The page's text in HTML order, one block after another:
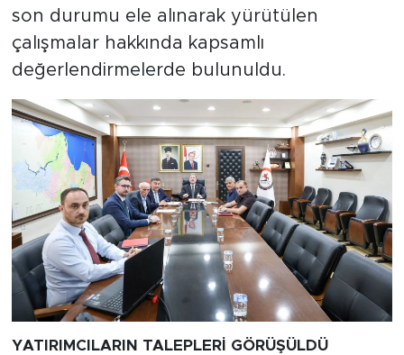
son durumu ele alınarak yürütülen
çalışmalar hakkında kapsamlı
değerlendirmelerde bulunuldu.
YATIRIMCILARIN TALEPLERİ GÖRÜŞÜLDÜ